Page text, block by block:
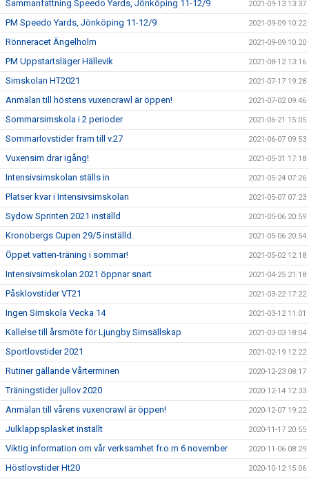
Sammanfattning Speedo Yards, Jönköping 11-12/9 2021-09-13 13:37
PM Speedo Yards, Jönköping 11-12/9 2021-09-09 10:22
Rönneracet Ängelholm 2021-09-09 10:20
PM Uppstartsläger Hällevik 2021-08-12 13:16
Simskolan HT2021 2021-07-17 19:28
Anmälan till höstens vuxencrawl är öppen! 2021-07-02 09:46
Sommarsimskola i 2 perioder 2021-06-21 15:05
Sommarlovstider fram till v.27 2021-06-07 09:53
Vuxensim drar igång! 2021-05-31 17:18
Intensivsimskolan ställs in 2021-05-24 07:26
Platser kvar i Intensivsimskolan 2021-05-07 07:23
Sydow Sprinten 2021 inställd 2021-05-06 20:59
Kronobergs Cupen 29/5 inställd. 2021-05-06 20:54
Öppet vatten-träning i sommar! 2021-05-02 12:18
Intensivsimskolan 2021 öppnar snart 2021-04-25 21:18
Påsklovstider VT21 2021-03-22 17:22
Ingen Simskola Vecka 14 2021-03-12 11:01
Kallelse till årsmöte för Ljungby Simsällskap 2021-03-03 18:04
Sportlovstider 2021 2021-02-19 12:22
Rutiner gällande Vårterminen 2020-12-23 08:17
Träningstider jullov 2020 2020-12-14 12:33
Anmälan till vårens vuxencrawl är öppen! 2020-12-07 19:22
Julklappsplasket inställt 2020-11-17 20:55
Viktig information om vår verksamhet fr.o.m 6 november 2020-11-06 08:29
Höstlovstider Ht20 2020-10-12 15:06